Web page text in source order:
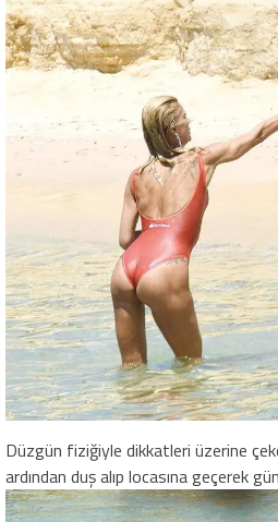
Düzgün fiziğiyle dikkatleri üzerine
ardından duş alıp locasına geçerek